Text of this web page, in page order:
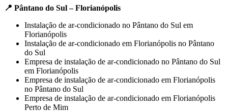
📍 Pântano do Sul – Florianópolis
Instalação de ar-condicionado no Pântano do Sul em
Florianópolis
Instalação de ar-condicionado em Florianópolis no Pântano
do Sul
Empresa de instalação de ar-condicionado no Pântano do Sul
em Florianópolis
Empresa de instalação de ar-condicionado em Florianópolis
no Pântano do Sul
Empresa de instalação de ar-condicionado em Florianópolis
Perto de Mim